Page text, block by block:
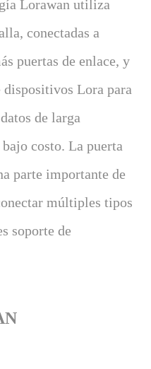
Lorawan utiliza
conectadas a
puertas de enlace, y
dispositivos Lora para
de larga
costo. La puerta
parte importante de
múltiples tipos
soporte de